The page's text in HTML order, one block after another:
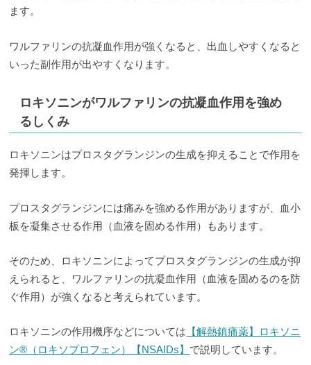
ます。
ワルファリンの抗凝血作用が強くなると、出血しやすくなると
いった副作用が出やすくなります。
ロキソニンがワルファリンの抗凝血作用を強め
るしくみ
ロキソニンはプロスタグランジンの生成を抑えることで作用を
発揮します。
プロスタグランジンには痛みを強める作用がありますが、血小
板を凝集させる作用（血液を固める作用）もあります。
そのため、ロキソニンによってプロスタグランジンの生成が抑
えられると、ワルファリンの抗凝血作用（血液を固めるのを防
ぐ作用）が強くなると考えられています。
ロキソニンの作用機序などについては 【解熱鎮痛薬】ロキソニ
ン®（ロキソプロフェン）【NSAIDs】 で説明しています。